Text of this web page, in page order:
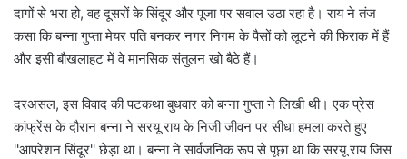
दागों से भरा हो, वह दूसरों के सिंदूर और पूजा पर सवाल उठा रहा है। राय ने तंज
कसा कि बन्ना गुप्ता मेयर पति बनकर नगर निगम के पैसों को लूटने की फिराक में हैं
और इसी बौखलाहट में वे मानसिक संतुलन खो बैठे हैं।
दरअसल, इस विवाद की पटकथा बुधवार को बन्ना गुप्ता ने लिखी थी। एक प्रेस
कांफ्रेंस के दौरान बन्ना ने सरयू राय के निजी जीवन पर सीधा हमला करते हुए
''आपरेशन सिंदूर'' छेड़ा था। बन्ना ने सार्वजनिक रूप से पूछा था कि सरयू राय जिस